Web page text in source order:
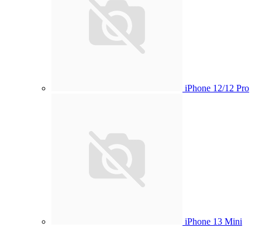
iPhone 12/12 Pro
iPhone 13 Mini